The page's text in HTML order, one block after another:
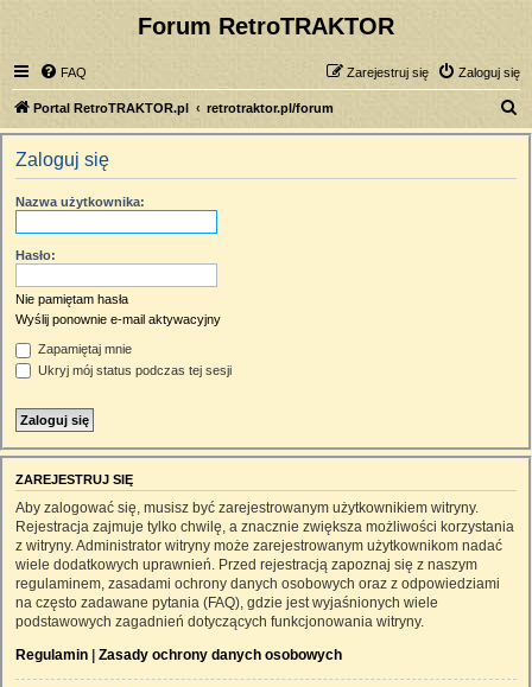
Forum RetroTRAKTOR
FAQ Zaloguj się
Zarejestruj się
Portal RetroTRAKTOR.pl retrotraktor.pl/forum
z
Zaloguj się
Nazwa użytkownika:
Hasło:
Nie pamiętam hasła
Wyślij ponownie e-mail aktywacyjny
Zapamiętaj mnie
Ukryj mój status podczas tej sesji
ZAREJESTRUJ SIĘ
Aby zalogować się, musisz być zarejestrowanym użytkownikiem witryny.
Rejestracja zajmuje tylko chwilę, a znacznie zwiększa możliwości korzystania
z witryny. Administrator witryny może zarejestrowanym użytkownikom nadać
wiele dodatkowych uprawnień. Przed rejestracją zapoznaj się z naszym
regulaminem, zasadami ochrony danych osobowych oraz z odpowiedziami
na często zadawane pytania (FAQ), gdzie jest wyjaśnionych wiele
podstawowych zagadnień dotyczących funkcjonowania witryny.
Regulamin | Zasady ochrony danych osobowych